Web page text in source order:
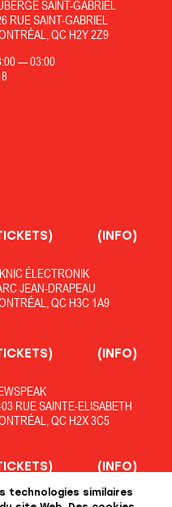
SAINT-GABRIEL
RUE SAINT-GABRIEL
QC H2Y 2Z9
—03:00
ÉLECTRONIK
JEAN-DRAPEAU
QC H3C 1A9
(INFO)
RUE SAINTE-ELISABETH
QC H2X 3C5
(INFO)
PIKNIC
(INFO)
technologies similaires